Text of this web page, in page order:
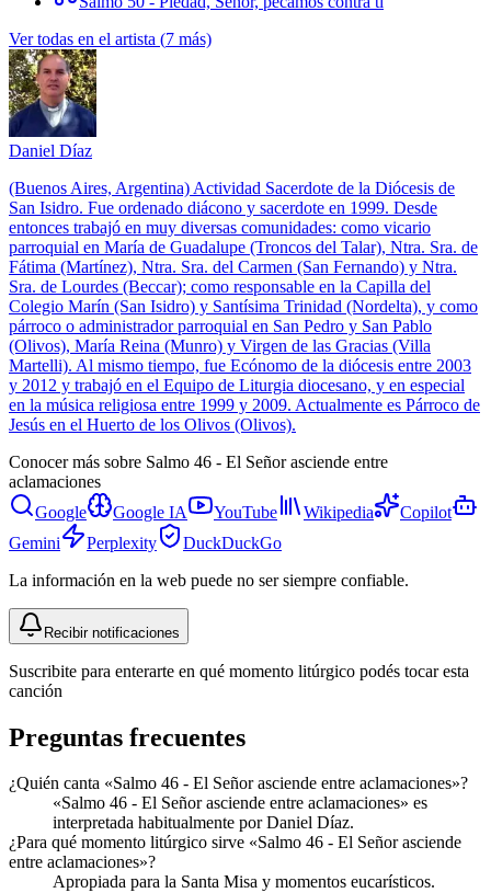
Ver todas en el artista (7 más)
Daniel Díaz
(Buenos Aires, Argentina) Actividad Sacerdote de la Diócesis de
San Isidro. Fue ordenado diácono y sacerdote en 1999. Desde
entonces trabajó en muy diversas comunidades: como vicario
parroquial en María de Guadalupe (Troncos del Talar), Ntra. Sra. de
Fátima (Martínez), Ntra. Sra. del Carmen (San Fernando) y Ntra.
Sra. de Lourdes (Beccar); como responsable en la Capilla del
Colegio Marín (San Isidro) y Santísima Trinidad (Nordelta), y como
párroco o administrador parroquial en San Pedro y San Pablo
(Olivos), María Reina (Munro) y Virgen de las Gracias (Villa
Martelli). Al mismo tiempo, fue Ecónomo de la diócesis entre 2003
y 2012 y trabajó en el Equipo de Liturgia diocesano, y en especial
en la música religiosa entre 1999 y 2009. Actualmente es Párroco de
Jesús en el Huerto de los Olivos (Olivos).
Conocer más sobre Salmo 46 - El Señor asciende entre
aclamaciones
Google
Google IA YouTube Wikipedia
Copilot
Gemini
Perplexity
DuckDuckGo
La información en la web puede no ser siempre confiable.
Recibir notificaciones
Suscribite para enterarte en qué momento litúrgico podés tocar esta
canción
Preguntas frecuentes
¿Quién canta «Salmo 46 - El Señor asciende entre aclamaciones»?
«Salmo 46 - El Señor asciende entre aclamaciones» es
interpretada habitualmente por Daniel Díaz.
¿Para qué momento litúrgico sirve «Salmo 46 - El Señor asciende
entre aclamaciones»?
Apropiada para la Santa Misa y momentos eucarísticos.